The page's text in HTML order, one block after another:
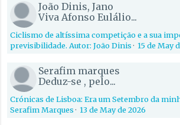
João Dinis, Jano
Viva Afonso Eulálio...
Ciclismo de altíssima competição e a sua
previsibilidade. Autor: João Dinis·15 de May
Serafim marques
Deduz-se , pelo...
Crónicas de Lisboa: Era um Setembro da
Serafim Marques·13 de May de 2026